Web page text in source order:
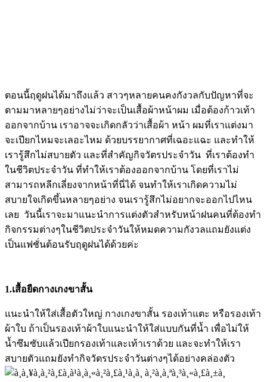
ตอนนี้ฤดูฝนได้มาถึงแล้ว สาวๆหลายคนคงกังวลกับปัญหาที่จะ
ตามมาหลายๆอย่างไม่ว่าจะเป็นเสื้อผ้าหน้าผม เมื่อต้องก้าวเท้า
ออกจากบ้าน เราอาจจะเกิดกลัวว่าเสื้อผ้า หน้า ผมที่เราแต่งมา
จะเปียกไหมจะเลอะไหม ด้วยบรรยากาศที่เฉอะแฉะ และทำให้
เรารู้สึกไม่สบายตัว และที่สำคัญกิจวัตรประจําวัน ที่เราต้องทำ
ในชีวิตประจำวัน ที่ทำให้เราต้องออกจากบ้าน โดยที่เราไม่
สามารถหลีกเลี่ยงจากหน้าที่นี่ได้ จนทำให้เราเกิดความไม่
สบายใจเกิดขึ้นหลายๆอย่าง จนเรารู้สึกไม่อยากจะออกไปไหน
เลย วันนี้เราจะมาแนะนำการแต่งตัวสำหรับหน้าฝนคนที่ต้องทำ
กิจกรรมต่างๆในชีวิตประจำวันให้หมดความกังวลแถมยังแต่ง
เป็นแฟชั่นต้อนรับฤดูฝนได้ด้วยค่ะ
1.เสื้อยืดกางเกงขาสั้น
แนะนำให้ใส่เสื้อตัวใหญ่ กางเกงขาสั้น รองเท้าแตะ หรือรองเท้า
ผ้าใบ ถ้าเป็นรองเท้าผ้าใบแนะนำให้ใส่แบบกันที่น้ำ เพื่อไม่ให้
น้ำซึมซับแล้วเปียกรองเท้าและเท้าเราด้วย และจะทำให้เรา
สบายตัวแถมยังทำกิจวัตรประจำวันต่างๆได้อย่างคล่องตัว